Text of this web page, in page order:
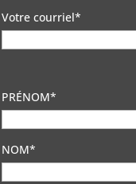
Votre courriel*
PRÉNOM*
NOM*